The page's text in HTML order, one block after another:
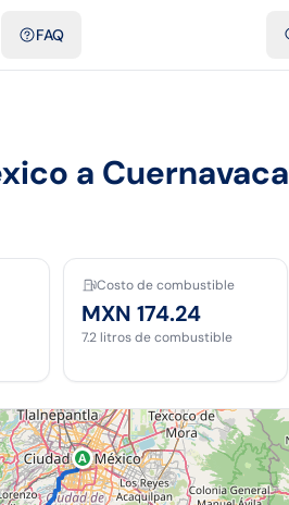
FAQ
a Cuernavaca
Costo de combustible
MXN 174.24
7.2 litros de combustible
A